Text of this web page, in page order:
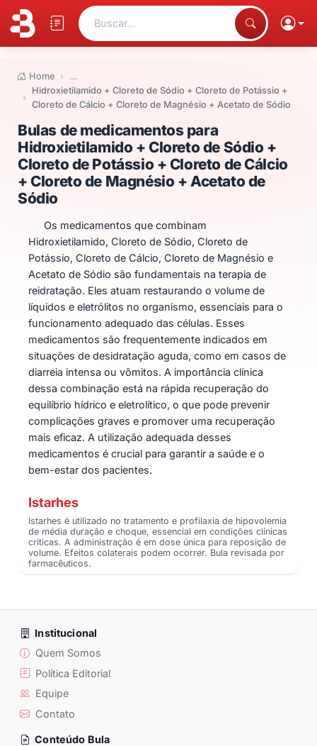
Buscar...
Home
…
Hidroxietilamido + Cloreto de Sódio + Cloreto de Potássio +
Cloreto de Cálcio + Cloreto de Magnésio + Acetato de Sódio
Bulas de medicamentos para
Bulas de medicamentos para
Hidroxietilamido + Cloreto de Sódio +
Cloreto de Potássio + Cloreto de Cálcio
+ Cloreto de Magnésio + Acetato de
Sódio
Os medicamentos que combinam
Hidroxietilamido, Cloreto de Sódio, Cloreto de
Potássio, Cloreto de Cálcio, Cloreto de Magnésio e
Acetato de Sódio são fundamentais na terapia de
reidratação. Eles atuam restaurando o volume de
líquidos e eletrólitos no organismo, essenciais para o
funcionamento adequado das células. Esses
medicamentos são frequentemente indicados em
situações de desidratação aguda, como em casos de
diarreia intensa ou vômitos. A importância clínica
dessa combinação está na rápida recuperação do
equilíbrio hídrico e eletrolítico, o que pode prevenir
complicações graves e promover uma recuperação
mais eficaz. A utilização adequada desses
medicamentos é crucial para garantir a saúde e o
bem-estar dos pacientes.
Istarhes
Istarhes é utilizado no tratamento e profilaxia de hipovolemia
de média duração e choque, essencial em condições clínicas
críticas. A administração é em dose única para reposição de
volume. Efeitos colaterais podem ocorrer. Bula revisada por
farmacêuticos.
Institucional
Quem Somos
Política Editorial
Equipe
Contato
Conteúdo Bula